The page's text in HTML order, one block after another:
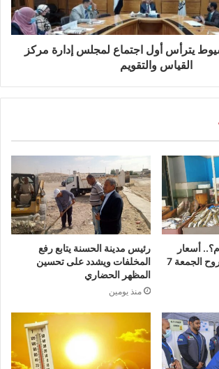
يترأس أول اجتماع لمجلس إدارة مركز
القياس والتقويم
أسعار
السمك اليوم في مطروح الجمعة 7
رئيس مدينة الحسنة يتابع رفع
المخلفات ويشدد على تحسين
المظهر الحضاري
منذ يومين